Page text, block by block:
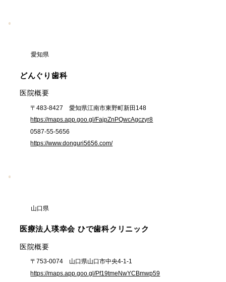
愛知県
どんぐり歯科
​医院概要
〒483-8427 愛知県江南市東野町新田148
https://maps.app.goo.gl/FajpZnPQwcAgczyr8
0587-55-5656
https://www.donguri5656.com/
山口県
医療法人瑛幸会 ひで歯科クリニック
​医院概要
〒753-0074 山口県山口市中央4-1-1
https://maps.app.goo.gl/Pf19tmeNwYCBmwp59